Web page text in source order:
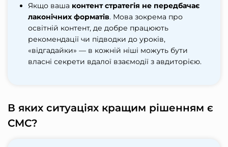
Якщо ваша контент стратегія не передбачає
лаконічних форматів. Мова зокрема про
освітній контент, де добре працюють
рекомендації чи підводки до уроків,
«відгадайки» — в кожній ніші можуть бути
власні секрети вдалої взаємодії з авдиторією.
В яких ситуаціях кращим рішенням є
СМС?